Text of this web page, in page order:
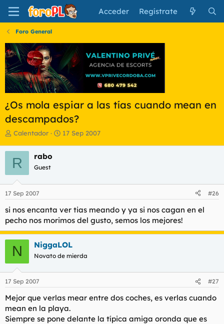
Acceder Regístrate
Foro General
¿Os mola espiar a las tías cuando mean en
descampados?
I
i
c
i
a
d
o
d
e
l
t
e
m
a
Calentador
F
e
i
c
i
o
17 Sep 2007
R rabo
Guest
17 Sep 2007 #26
si nos encanta ver tias meando y ya si nos cagan en el
pecho nos morimos del gusto, semos los mejores!
N NiggaLOL
Novato de mierda
17 Sep 2007 #27
Mejor que verlas mear entre dos coches, es verlas cuando
mean en la playa.
Siempre se pone delante la típica amiga oronda que es